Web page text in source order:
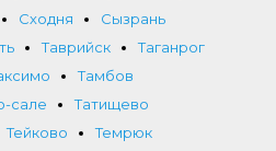
Сходня
Сызрань
Таврийск
Таганрог
Тамбов
сале
Татищево
Тейково
Темрюк